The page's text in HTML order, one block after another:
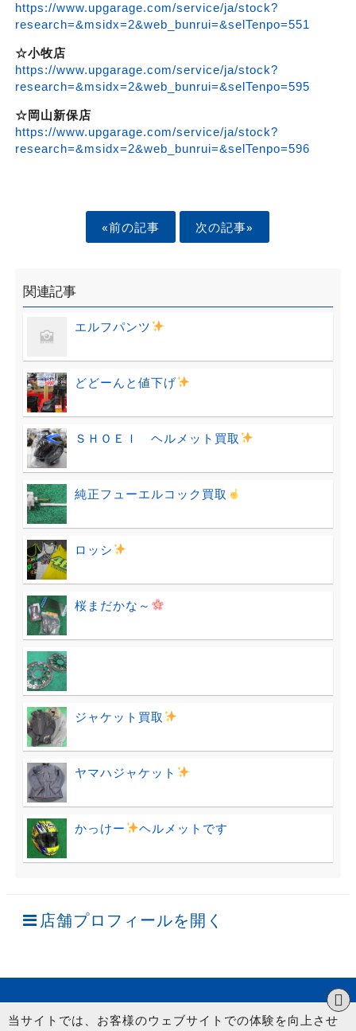
https://www.upgarage.com/service/ja/stock?
research=&msidx=2&web_bunrui=&selTenpo=551
☆小牧店
https://www.upgarage.com/service/ja/stock?
research=&msidx=2&web_bunrui=&selTenpo=595
☆岡山新保店
https://www.upgarage.com/service/ja/stock?
research=&msidx=2&web_bunrui=&selTenpo=596
«前の記事 次の記事»
関連記事
エルフパンツ
どどーんと値下げ
ＳＨＯＥＩ ヘルメット買取
純正フューエルコック買取
ロッシ
桜まだかな～
ジャケット買取
ヤマハジャケット
かっけー ヘルメットです
店舗プロフィールを開く
当サイトでは、お客様のウェブサイトでの体験を向上させ